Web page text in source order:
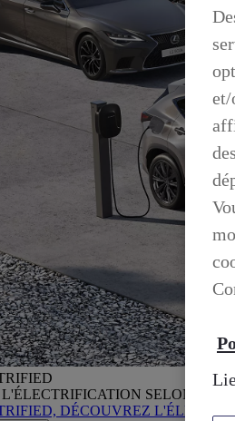
SELON
DÉCOUVREZ
et/